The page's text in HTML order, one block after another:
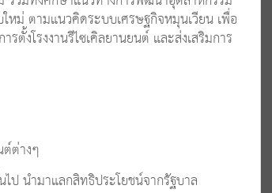
หม่ ตามแนวคิดระบบเศรษฐกิจหมุนเวียน เพื่อ
ตั้งโรงงานรีไซเคิลยานยนต์ และส่งเสริมการ
ต่างๆ
ป นำมาแลกสิทธิประโยชน์จากรัฐบาล